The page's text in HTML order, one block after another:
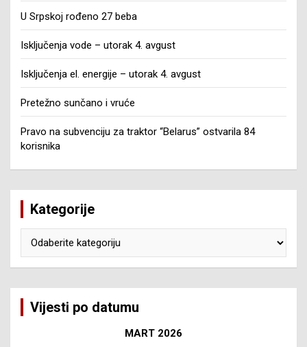
U Srpskoj rođeno 27 beba
Isključenja vode – utorak 4. avgust
Isključenja el. energije – utorak 4. avgust
Pretežno sunčano i vruće
Pravo na subvenciju za traktor “Belarus” ostvarila 84
korisnika
Kategorije
Vijesti po datumu
MART 2026